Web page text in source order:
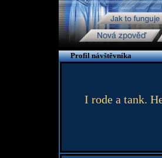
Profil návštěvníka
I rode a tank.